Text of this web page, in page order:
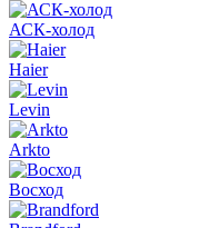
АСК-холод
Haier
Levin
Arkto
Восход